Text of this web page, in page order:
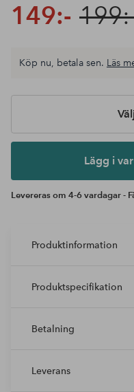
149:-
Lägg i
Köp nu, betala sen. Läs
Lägg i
Levereras om 4-6 vardagar -
Produktinformation
Produktspecifikation
Betalning
Leverans